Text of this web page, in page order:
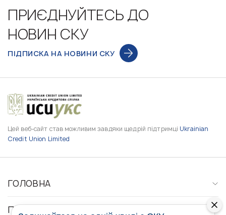
ПРИЄДНУЙТЕСЬ ДО
НОВИН СКУ
ПІДПИСКА НА НОВИНИ СКУ
Цей веб-сайт став можливим завдяки щедрій підтримці Ukrainian
Credit Union Limited
ГОЛОВНА
ПРО НАС